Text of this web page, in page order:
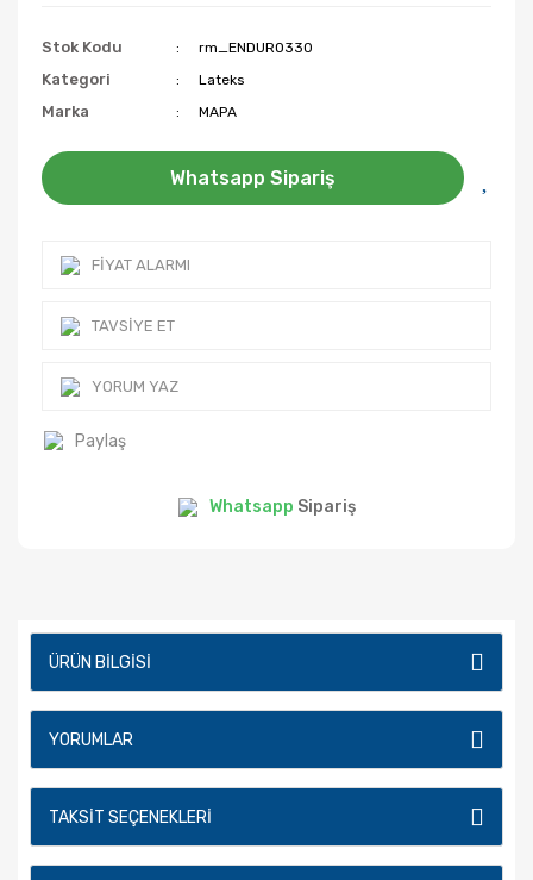
Stok Kodu rm_ENDURO330
Kategori Lateks
Marka MAPA
Whatsapp Sipariş
FIYAT ALARMI
TAVSIYE ET
YORUM YAZ
Paylaş
Whatsapp Sipariş
ÜRÜN BILGISI
YORUMLAR
TAKSIT SEÇENEKLERI